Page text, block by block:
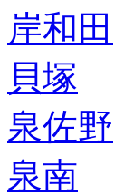
岸和田
貝塚
泉佐野
泉南